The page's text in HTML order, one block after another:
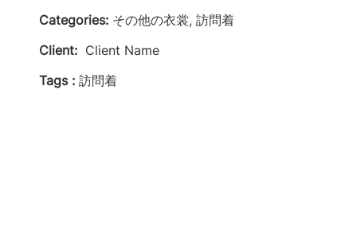
Categories: その他の衣裳, 訪問着
Client: Client Name
Tags : 訪問着